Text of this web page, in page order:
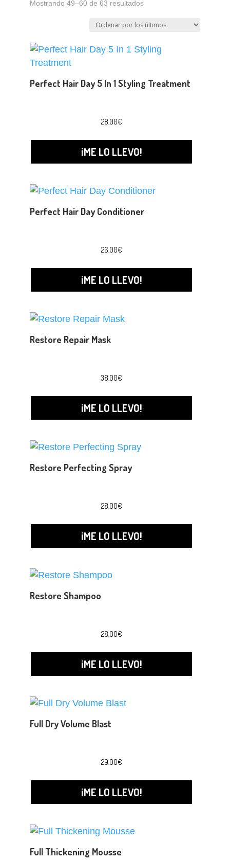
Mostrando 49–60 de 63 resultadosOrdenado
últimos
Perfect Hair Day 5 In 1 Styling Treatment
28.00€
¡ME LO LLEVO!
Perfect Hair Day Conditioner
26.00€
¡ME LO LLEVO!
Restore Repair Mask
38.00€
¡ME LO LLEVO!
Restore Perfecting Spray
28.00€
¡ME LO LLEVO!
Restore Shampoo
28.00€
¡ME LO LLEVO!
Full Dry Volume Blast
29.00€
¡ME LO LLEVO!
Full Thickening Mousse